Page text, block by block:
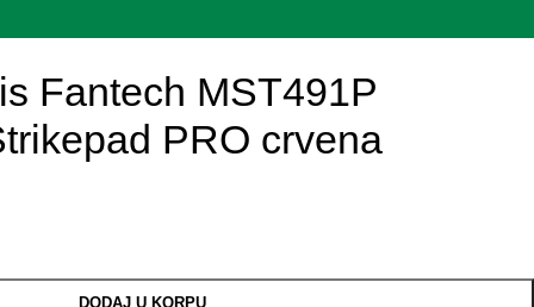
Fantech MST491P
PRO crvena
DODAJ U KORPU